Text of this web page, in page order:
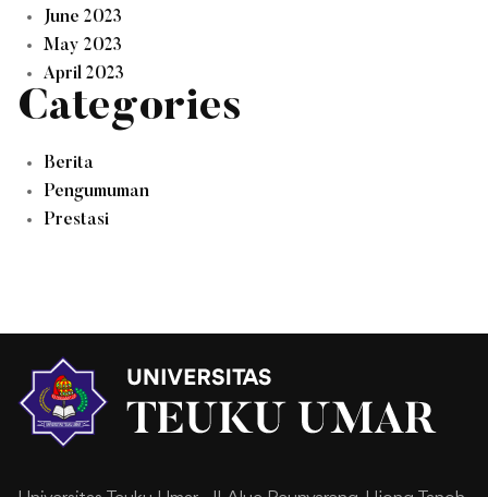
June 2023
May 2023
April 2023
Categories
Berita
Pengumuman
Prestasi